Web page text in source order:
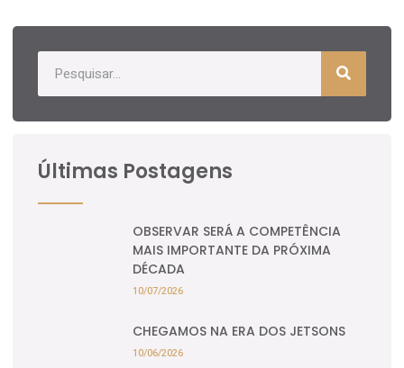
Últimas Postagens
OBSERVAR SERÁ A COMPETÊNCIA
MAIS IMPORTANTE DA PRÓXIMA
DÉCADA
10/07/2026
CHEGAMOS NA ERA DOS JETSONS
10/06/2026